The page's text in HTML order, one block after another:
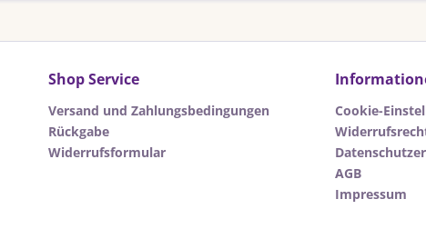
Shop Service
Versand und Zahlungsbedingungen
Rückgabe
Widerrufsformular
Cookie-
AGB
Impressum